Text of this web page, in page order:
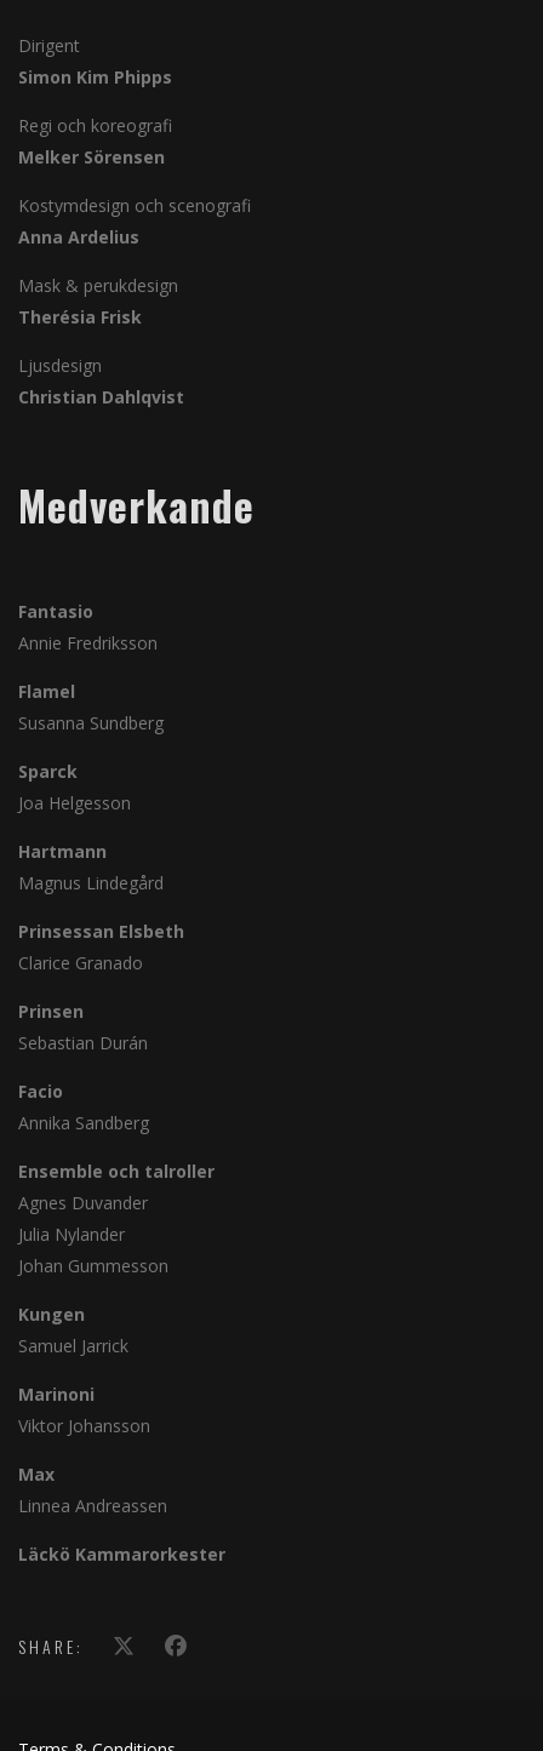
Dirigent
Simon Kim Phipps
Regi och koreografi
Melker Sörensen
Kostymdesign och scenografi
Anna Ardelius
Mask & perukdesign
Therésia Frisk
Ljusdesign
Christian Dahlqvist
Medverkande
Fantasio
Annie Fredriksson
Flamel
Susanna Sundberg
Sparck
Joa Helgesson
Hartmann
Magnus Lindegård
Prinsessan Elsbeth
Clarice Granado
Prinsen
Sebastian Durán
Facio
Annika Sandberg
Ensemble och talroller
Agnes Duvander
Julia Nylander
Johan Gummesson
Kungen
Samuel Jarrick
Marinoni
Viktor Johansson
Max
Linnea Andreassen
Läckö Kammarorkester
SHARE: